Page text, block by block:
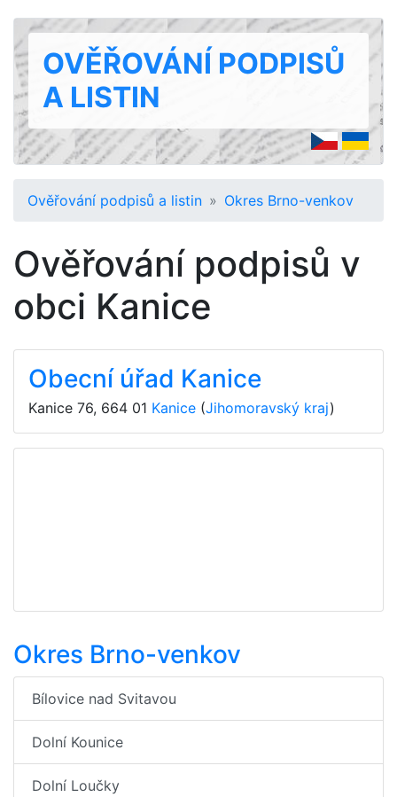
OVĚŘOVÁNÍ PODPISŮ
A LISTIN
Ověřování podpisů a listin Okres Brno-venkov
Ověřování podpisů v
obci Kanice
Obecní úřad Kanice
Kanice 76, 664 01 Kanice (Jihomoravský kraj)
Okres Brno-venkov
Bílovice nad Svitavou
Dolní Kounice
Dolní Loučky